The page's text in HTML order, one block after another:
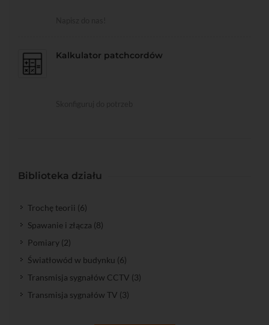
Kalkulator patchcordów
Biblioteka działu
Trochę teorii (6)
Spawanie i złącza (8)
Pomiary (2)
Światłowód w budynku (6)
Transmisja sygnałów CCTV (3)
Transmisja sygnałów TV (3)